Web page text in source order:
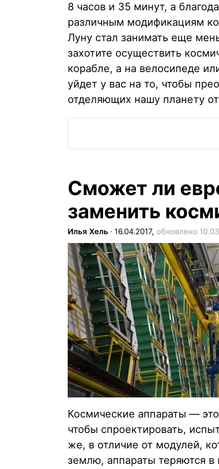
8 часов и 35 минут, а
различным модификациям
Луну стал занимать еще
захотите осуществить
корабле, а на велосипеде
уйдет у вас на то, чтобы
отделяющих нашу планету
Сможет ли
заменить
Илья Хель ∙ 16.04.2017, обновлено
Космические аппараты —
чтобы спроектировать,
же, в отличие от модулей,
землю, аппараты теряются